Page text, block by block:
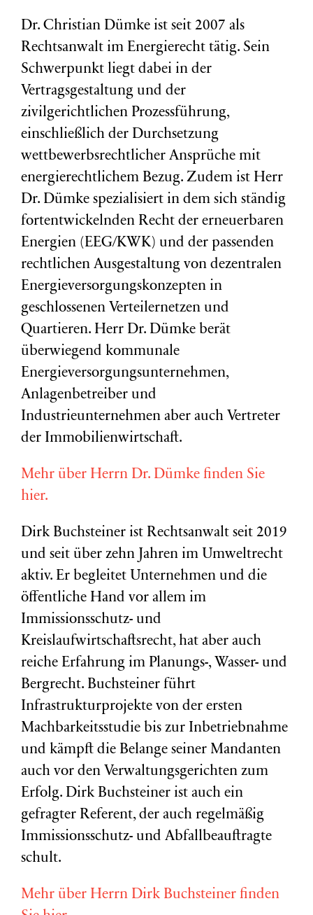
Dr. Christian Dümke ist seit 2007 als
Rechtsanwalt im Energierecht tätig. Sein
Schwerpunkt liegt dabei in der
Vertragsgestaltung und der
zivilgerichtlichen Prozessführung,
einschließlich der Durchsetzung
wettbewerbsrechtlicher Ansprüche mit
energierechtlichem Bezug. Zudem ist Herr
Dr. Dümke spezialisiert in dem sich ständig
fortentwickelnden Recht der erneuerbaren
Energien (EEG/KWK) und der passenden
rechtlichen Ausgestaltung von dezentralen
Energieversorgungskonzepten in
geschlossenen Verteilernetzen und
Quartieren. Herr Dr. Dümke berät
überwiegend kommunale
Energieversorgungsunternehmen,
Anlagenbetreiber und
Industrieunternehmen aber auch Vertreter
der Immobilienwirtschaft.
Mehr über Herrn Dr. Dümke finden Sie
hier.
Dirk Buchsteiner ist Rechtsanwalt seit 2019
und seit über zehn Jahren im Umweltrecht
aktiv. Er begleitet Unternehmen und die
öffentliche Hand vor allem im
Immissionsschutz- und
Kreislaufwirtschaftsrecht, hat aber auch
reiche Erfahrung im Planungs-, Wasser- und
Bergrecht. Buchsteiner führt
Infrastrukturprojekte von der ersten
Machbarkeitsstudie bis zur Inbetriebnahme
und kämpft die Belange seiner Mandanten
auch vor den Verwaltungsgerichten zum
Erfolg. Dirk Buchsteiner ist auch ein
gefragter Referent, der auch regelmäßig
Immissionsschutz- und Abfallbeauftragte
schult.
Mehr über Herrn Dirk Buchsteiner finden